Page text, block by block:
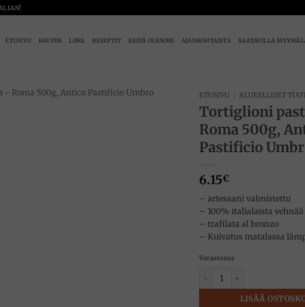
ETUSIVU KAUPPA LIIKE RESEPTIT KEITÄ OLEMME AJANKOHTAISTA SAATAVILLA
ETUSIVU / ALUEELLISET
Tortiglioni
Roma 500g,
Pastificio
6.15€
– artesaani valmistettu
– 100% italialaista vehnää
– trafilata al bronzo
– Kuivatus matalassa
Varastossa
Tortiglioni pastaa - Roma
LISÄÄ